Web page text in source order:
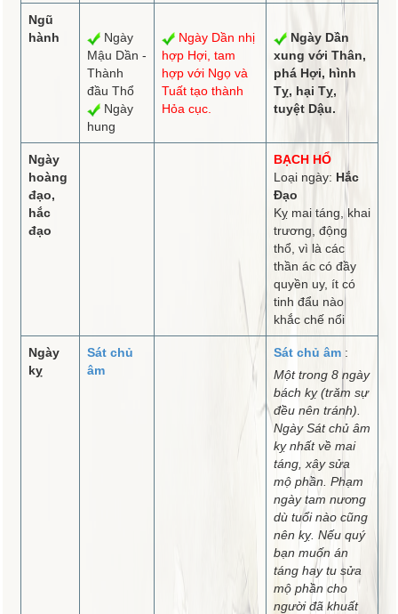
Ngũ
hành
Ngày
Mậu Dần -
Thành
đầu Thổ
Ngày
hung
Ngày Dần nhị
hợpHợi, tam
hợpvới Ngọ và
Tuất tạo thành
Hỏa cục.
Ngày Dần
xung với Thân,
pháHợi, hình
Tỵ, hại Tỵ,
tuyệtDậu.
Ngày
hoàng
đạo,
hắc
đạo
BẠCH HỔ
Loại ngày: Hắc
Đạo
Kỵ mai táng, khai
trương, động
thổ, vì là các
thần ác có đầy
quyền uy, ít có
tinh đẩu nào
khắc chế nổi
Ngày
kỵ
Sát chủ
âm
Sát chủ âm:
Một trong 8 ngày
bách kỵ (trăm sự
đều nên tránh).
Ngày Sát chủ âm
kỵ nhất về mai
táng, xây sửa
mộ phần. Phạm
ngày tam nương
dù tuổi nào cũng
nên kỵ. Nếu quý
bạn muốn án
táng hay tu sửa
mộ phần cho
người đã khuất